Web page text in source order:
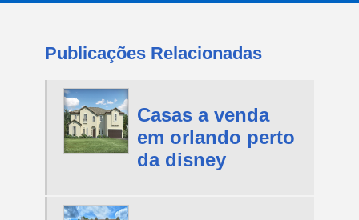
Publicações Relacionadas
Casas a venda
em orlando perto
da disney